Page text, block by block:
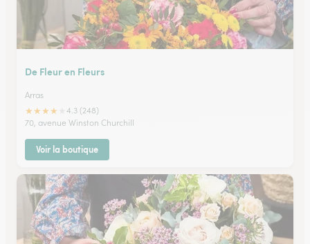
De Fleur en Fleurs
Arras
★★★★
4.3 (248)
70, avenue Winston Churchill
Voir la boutique